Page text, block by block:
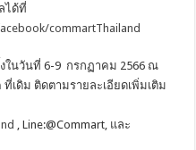
ได้ที่
commartThailand
ในวันที่ 6-9 กรกฏาคม 2566 ณ
เดิม ติดตามรายละเอียดเพิ่มเติม
, Line:@Commart, และ